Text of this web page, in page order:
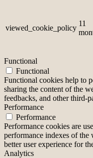
viewed_cookie_policy
11
Functional
Functional
Functional cookies help to
sharing the content of the
feedbacks, and other third-
Performance
Performance
Performance cookies are
performance indexes of
better user experience for
Analytics